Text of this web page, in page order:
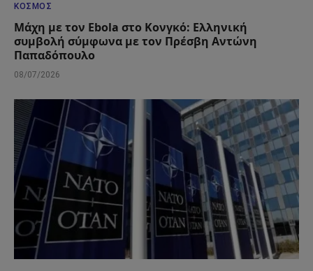
ΚΌΣΜΟΣ
Μάχη με τον Ebola στο Κονγκό: Ελληνική
συμβολή σύμφωνα με τον Πρέσβη Αντώνη
Παπαδόπουλο
08/07/2026